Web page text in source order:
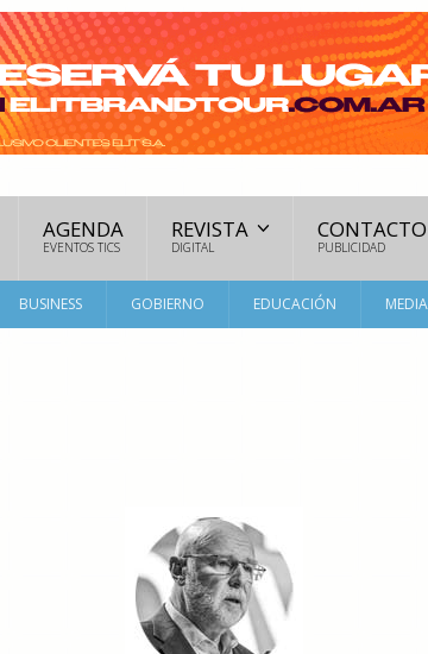
AGENDA
EVENTOS TICS
REVISTA
DIGITAL
CONTACTO
PUBLICIDAD
BUSINESS GOBIERNO EDUCACIÓN